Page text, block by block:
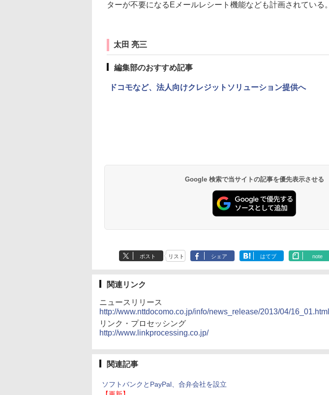
ターが不要になるEメールレシート機能なども計画されている。
太田 亮三
編集部のおすすめ記事
ドコモなど、法人向けクレジットソリューション提供へ
Google 検索で当サイトの記事を優先表示させる
ポスト リスト シェア はてブ note
関連リンク
ニュースリリース
http://www.nttdocomo.co.jp/info/news_release/2013/04/16_01.html
リンク・プロセッシング
http://www.linkprocessing.co.jp/
関連記事
ソフトバンクとPayPal、合弁会社を設立